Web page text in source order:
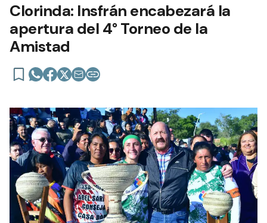
Clorinda: Insfrán encabezará la
apertura del 4° Torneo de la
Amistad